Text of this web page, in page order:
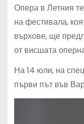
Опера в Летния
на фестивала,
върхове, ще
от висшата
На 14 юли, на
първи път във